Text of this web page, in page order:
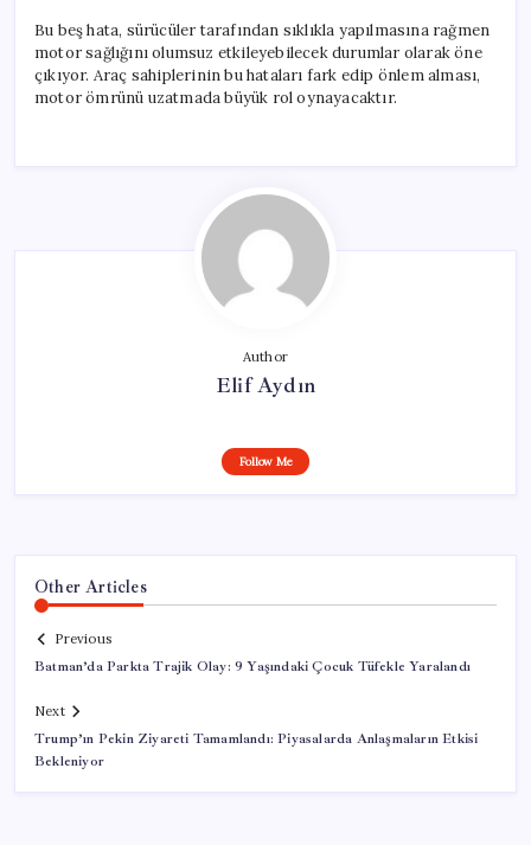
Bu beş hata, sürücüler tarafından sıklıkla yapılmasına rağmen
motor sağlığını olumsuz etkileyebilecek durumlar olarak öne
çıkıyor. Araç sahiplerinin bu hataları fark edip önlem alması,
motor ömrünü uzatmada büyük rol oynayacaktır.
Author
Elif Aydın
Follow Me
Other Articles
Previous
Batman’da Parkta Trajik Olay: 9 Yaşındaki Çocuk Tüfekle Yaralandı
Next
Trump’ın Pekin Ziyareti Tamamlandı: Piyasalarda Anlaşmaların Etkisi
Bekleniyor